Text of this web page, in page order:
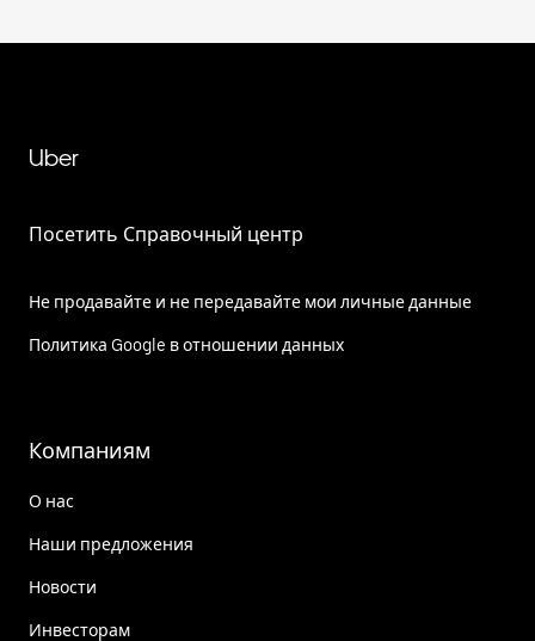
Uber
Посетить Справочный центр
Не продавайте и не передавайте мои личные данные
Политика Google в отношении данных
Компаниям
О нас
Наши предложения
Новости
Инвесторам